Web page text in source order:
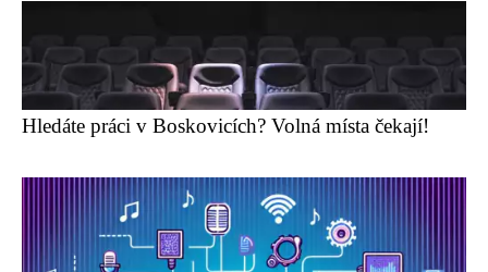
Hledáte práci v Boskovicích? Volná místa čekají!